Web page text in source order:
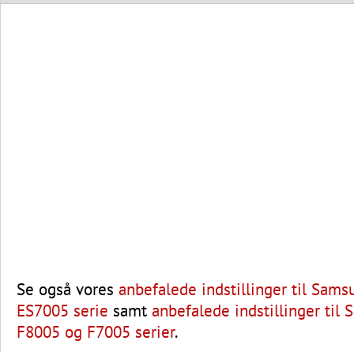
Se også vores anbefalede indstillinger til
ES7005 serie samt anbefalede indstillinger til
F8005 og F7005 serier.